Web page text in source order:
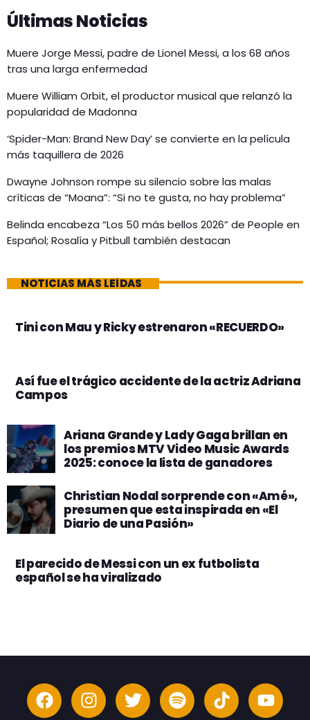
Últimas Noticias
Muere Jorge Messi, padre de Lionel Messi, a los 68 años
tras una larga enfermedad
Muere William Orbit, el productor musical que relanzó la
popularidad de Madonna
‘Spider-Man: Brand New Day’ se convierte en la película
más taquillera de 2026
Dwayne Johnson rompe su silencio sobre las malas
críticas de “Moana”: “Si no te gusta, no hay problema”
Belinda encabeza “Los 50 más bellos 2026” de People en
Español; Rosalía y Pitbull también destacan
NOTICIAS MÁS LEÍDAS
Tini con Mau y Ricky estrenaron «RECUERDO»
Así fue el trágico accidente de la actriz Adriana
Campos
Ariana Grande y Lady Gaga brillan en
los premios MTV Video Music Awards
2025: conoce la lista de ganadores
Christian Nodal sorprende con «Amé»,
presumen que esta inspirada en «El
Diario de una Pasión»
El parecido de Messi con un ex futbolista
español se ha viralizado